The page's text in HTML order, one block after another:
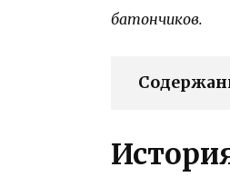
батончиков.